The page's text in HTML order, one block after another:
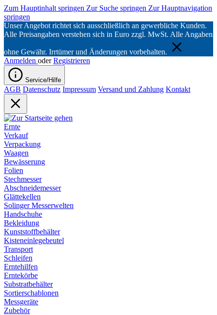
Zum Hauptinhalt springen Zur Suche springen Zur Hauptnavigation
springen
Unser Angebot richtet sich ausschließlich an gewerbliche Kunden.
Alle Preisangaben verstehen sich in Euro zzgl. MwSt. Alle Angaben
ohne Gewähr. Irrtümer und Änderungen vorbehalten.
Anmelden oder Registrieren
Service/Hilfe
AGB Datenschutz Impressum Versand und Zahlung Kontakt
Ernte
Verkauf
Verpackung
Waagen
Bewässerung
Folien
Stechmesser
Abschneidemesser
Glättekellen
Solinger Messerwelten
Handschuhe
Bekleidung
Kunststoffbehälter
Kisteneinlegebeutel
Transport
Schleifen
Erntehilfen
Erntekörbe
Substratbehälter
Sortierschablonen
Messgeräte
Zubehör